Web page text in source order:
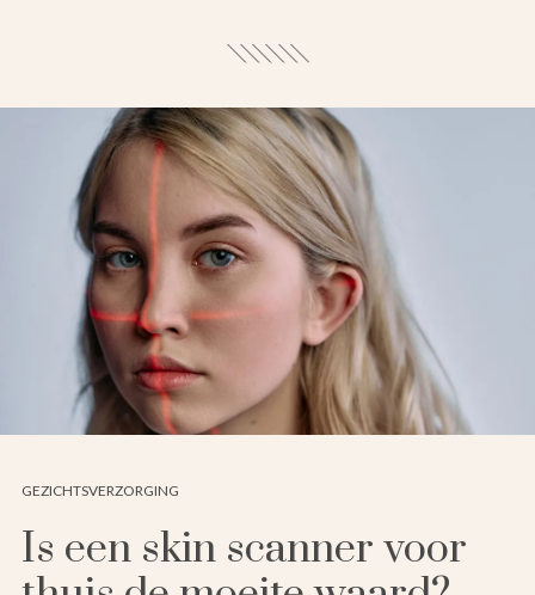
GEZICHTSVERZORGING
Is een skin scanner voor